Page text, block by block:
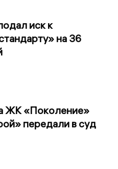
иск к
на 36
ЖК «Поколение»
передали в суд